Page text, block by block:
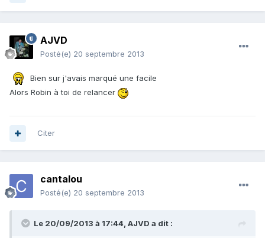
AJVD
Posté(e) 20 septembre 2013
Bien sur j'avais marqué une facile
Alors Robin à toi de relancer
Citer
cantalou
Posté(e) 20 septembre 2013
Le 20/09/2013 à 17:44, AJVD a dit :